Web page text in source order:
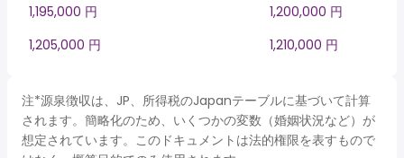
1,195,000 円
1,200,000 円
1,205,000 円
1,210,000 円
注*源泉徴収は、JP、所得税のJapanテーブルに基づいて計算
されます。簡略化のため、いくつかの変数（婚姻状況など）が
想定されています。このドキュメントは法的権限を表すもので